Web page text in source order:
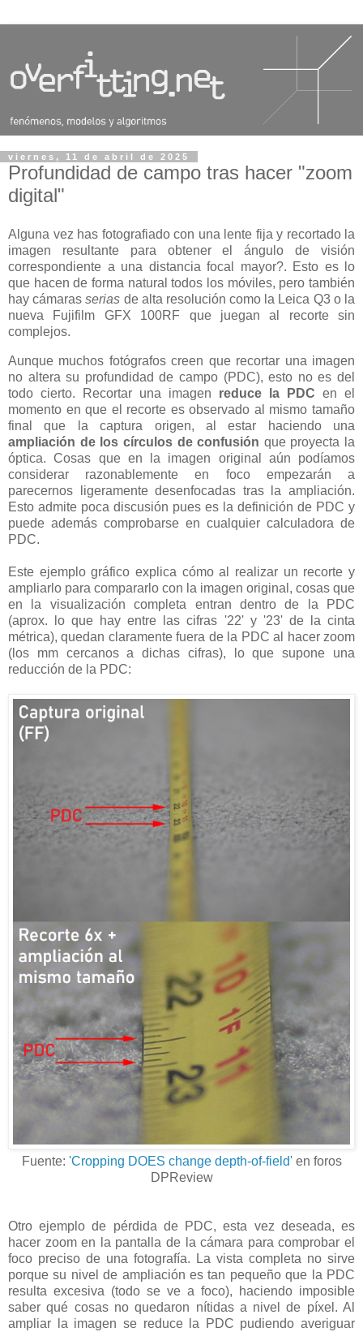
viernes, 11 de abril de 2025
Profundidad de campo tras hacer "zoom
digital"
Alguna vez has fotografiado con una lente fija y recortado la
imagen resultante para obtener el ángulo de visión
correspondiente a una distancia focal mayor?. Esto es lo
que hacen de forma natural todos los móviles, pero también
hay cámarasserias de alta resolución como la Leica Q3 o la
nueva Fujifilm GFX 100RF que juegan al recorte sin
complejos.
Aunque muchos fotógrafos creen que recortar una imagen
no altera su profundidad de campo (PDC), esto no es del
todo cierto. Recortar una imagen reduce la PDC en el
momento en que el recorte es observado al mismo tamaño
final que la captura origen, al estar haciendo una
ampliación de los círculos de confusión que proyecta la
óptica. Cosas que en la imagen original aún podíamos
considerar razonablemente en foco empezarán a
parecernos ligeramente desenfocadas tras la ampliación.
Esto admite poca discusión pues es la definición de PDC y
puede además comprobarse en cualquier calculadora de
PDC.
Este ejemplo gráfico explica cómo al realizar un recorte y
ampliarlo para compararlo con la imagen original, cosas que
en la visualización completa entran dentro de la PDC
(aprox. lo que hay entre las cifras '22' y '23' de la cinta
métrica), quedan claramente fuera de la PDC al hacer zoom
(los mm cercanos a dichas cifras), lo que supone una
reducción de la PDC:
Fuente: 'Cropping DOES change depth-of-field'en foros
DPReview
Otro ejemplo de pérdida de PDC, esta vez deseada, es
hacer zoom en la pantalla de la cámara para comprobar el
foco preciso de una fotografía. La vista completa no sirve
porque su nivel de ampliación es tan pequeño que la PDC
resulta excesiva (todo se ve a foco), haciendo imposible
saber qué cosas no quedaron nítidas a nivel de píxel. Al
ampliar la imagen se reduce la PDC pudiendo averiguar